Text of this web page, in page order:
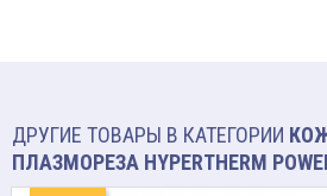
ДРУГИЕ ТОВАРЫ В КАТЕГОРИИ
ПЛАЗМОРЕЗА HYPERTHERM